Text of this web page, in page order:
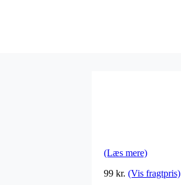
(Læs mere)
99 kr. (Vis fragtpris)